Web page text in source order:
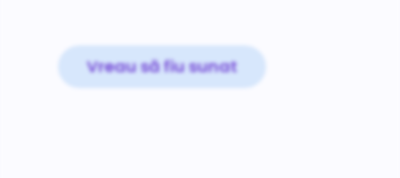
Vreau să fiu sunat